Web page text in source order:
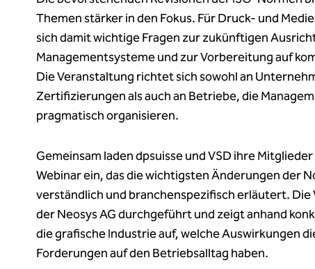
Themen stärker in den Fokus. Für Druck- und
sich damit wichtige Fragen zur zukünftigen
Managementsysteme und zur Vorbereitung auf
Die Veranstaltung richtet sich sowohl an
Zertifizierungen als auch an Betriebe, die
pragmatisch organisieren.
Gemeinsam laden dpsuisse und VSD ihre
Webinar ein, das die wichtigsten Änderungen der
verständlich und branchenspezifisch erläutert. Die
der Neosys AG durchgeführt und zeigt anhand
die grafische Industrie auf, welche Auswirkungen
Forderungen auf den Betriebsalltag haben.